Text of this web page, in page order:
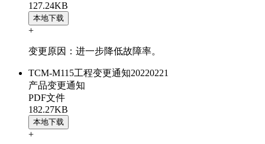
127.24KB
本地下载
+
变更原因：进一步降低故障率。
TCM-M115工程变更通知20220221
产品变更通知
PDF文件
182.27KB
本地下载
+